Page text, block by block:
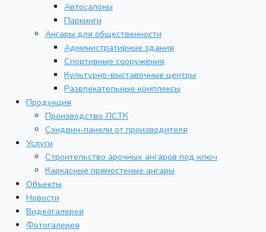
Автосалоны
Паркинги
Ангары для общественности
Административные здания
Спортивные сооружения
Культурно-выставочные центры
Развлекательные комплексы
Продукция
Производство ЛСТК
Сэндвич-панели от производителя
Услуги
Строительство арочных ангаров под ключ
Каркасные прямостеные ангары
Объекты
Новости
Видеогалерея
Фотогалерея